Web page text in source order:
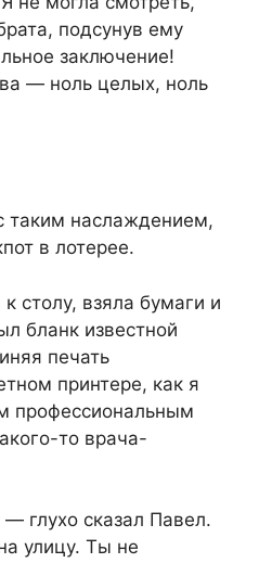
подсунув ему
заключение!
— ноль целых, ноль
таким наслаждением,
в лотерее.
столу, взяла бумаги и
бланк известной
печать
принтере, как я
профессиональным
то вpaчa-
глухо сказал Павел.
улицу. Ты не